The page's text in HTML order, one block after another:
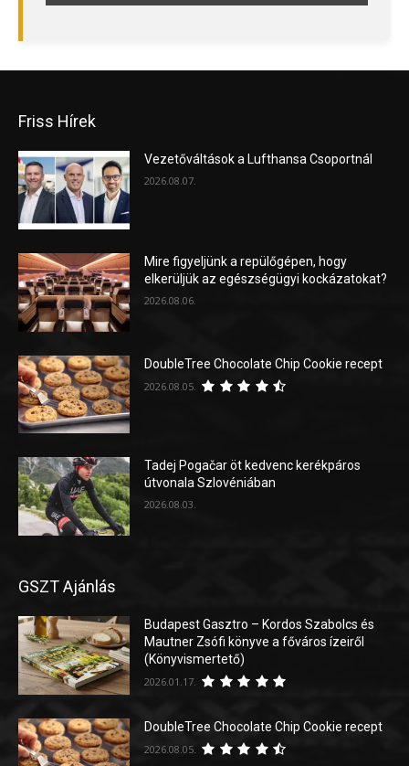
Friss Hírek
Vezetőváltások a Lufthansa Csoportnál
2026.08.07.
Mire figyeljünk a repülőgépen, hogy
elkerüljük az egészségügyi kockázatokat?
2026.08.06.
DoubleTree Chocolate Chip Cookie recept
2026.08.05.
Tadej Pogačar öt kedvenc kerékpáros
útvonala Szlovéniában
2026.08.03.
GSZT Ajánlás
Budapest Gasztro – Kordos Szabolcs és
Mautner Zsófi könyve a főváros ízeiről
(Könyvismertető)
2026.01.17.
DoubleTree Chocolate Chip Cookie recept
2026.08.05.